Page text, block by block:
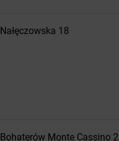
Nałęczowska 18
Bohaterów Monte Cassino 2